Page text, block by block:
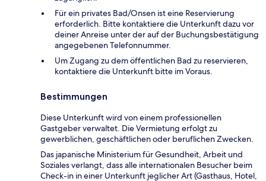
Für ein privates Bad/Onsen ist eine Reservierung
erforderlich. Bitte kontaktiere die Unterkunft dazu vor
deiner Anreise unter der auf der Buchungsbestätigung
angegebenen Telefonnummer.
Um Zugang zu dem öffentlichen Bad zu reservieren,
kontaktiere die Unterkunft bitte im Voraus.
Bestimmungen
Diese Unterkunft wird von einem professionellen
Gastgeber verwaltet. Die Vermietung erfolgt zu
gewerblichen, geschäftlichen oder beruflichen Zwecken.
Das japanische Ministerium für Gesundheit, Arbeit und
Soziales verlangt, dass alle internationalen Besucher beim
Check-in in einer Unterkunft jeglicher Art (Gasthaus, Hotel,